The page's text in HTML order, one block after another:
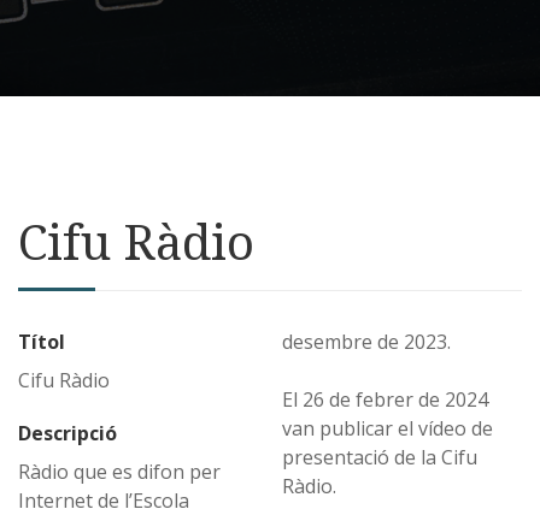
Cifu Ràdio
Títol
Cifu Ràdio
Descripció
Ràdio que es difon per
Internet de l’Escola
desembre de 2023.
El 26 de febrer de 2024
van publicar el vídeo de
presentació de la Cifu
Ràdio.